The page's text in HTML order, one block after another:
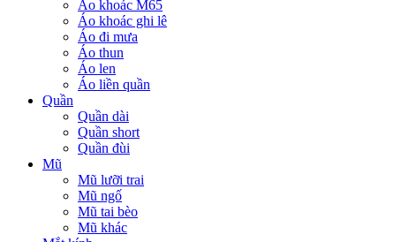
Áo khoác M65
Áo khoác ghi lê
Áo đi mưa
Áo thun
Áo len
Áo liền quần
Quần
Quần dài
Quần short
Quần đùi
Mũ
Mũ lưỡi trai
Mũ ngố
Mũ tai bèo
Mũ khác